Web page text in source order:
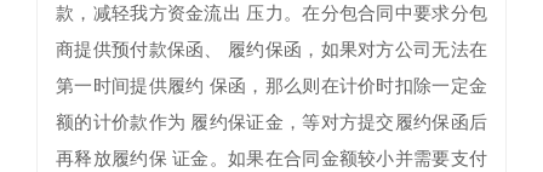
款，减轻我方资金流出 压力。在分包合同中要求分包
商提供预付款保函、 履约保函，如果对方公司无法在
第一时间提供履约 保函，那么则在计价时扣除一定金
额的计价款作为 履约保证金，等对方提交履约保函后
再释放履约保 证金。如果在合同金额较小并需要支付